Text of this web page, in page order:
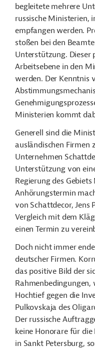
begleitete mehrere
russische Ministerien,
empfangen werden.
stoßen bei den
Unterstützung. Dieser
Arbeitsebene in den
werden. Der Kenntnis
Ministerien kommt
Generell sind die
ausländischen Firmen
Unternehmen
Unterstützung von
Regierung des
Anhörungstermin
von Schattdecor, Jens
Vergleich mit dem
einen Termin zu
Doch nicht immer
deutscher Firmen.
das positive Bild der
Rahmenbedingungen,
Hochtief gegen die
Pulkovskaja des
Der russische
keine Honorare für
in Sankt Petersburg,